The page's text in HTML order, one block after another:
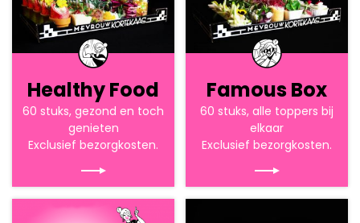
Healthy Food
60 stuks, gezond en toch
genieten
Exclusief bezorgkosten.
Famous Box
60 stuks, alle toppers bij
elkaar
Exclusief bezorgkosten.